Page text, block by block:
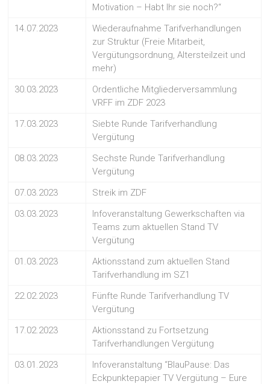
Motivation – Habt Ihr sie noch?“
14.07.2023
Wiederaufnahme Tarifverhandlungen
zur Struktur (Freie Mitarbeit,
Vergütungsordnung, Altersteilzeit und
mehr)
30.03.2023
Ordentliche Mitgliederversammlung
VRFF im ZDF 2023
17.03.2023
Siebte Runde Tarifverhandlung
Vergütung
08.03.2023
Sechste Runde Tarifverhandlung
Vergütung
07.03.2023
Streik im ZDF
03.03.2023
Infoveranstaltung Gewerkschaften via
Teams zum aktuellen Stand TV
Vergütung
01.03.2023
Aktionsstand zum aktuellen Stand
Tarifverhandlung im SZ1
22.02.2023
Fünfte Runde Tarifverhandlung TV
Vergütung
17.02.2023
Aktionsstand zu Fortsetzung
Tarifverhandlungen Vergütung
03.01.2023
Infoveranstaltung “BlauPause: Das
Eckpunktepapier TV Vergütung – Eure